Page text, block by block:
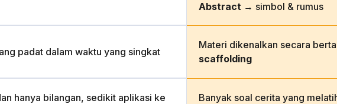
Abstract → simbol & rumus
padat dalam waktu yang singkat
Materi dikenalkan secara
scaffolding
hanya bilangan, sedikit aplikasi ke
Banyak soal cerita yang